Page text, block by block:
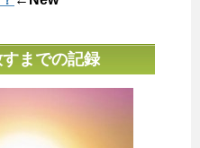
までの記録